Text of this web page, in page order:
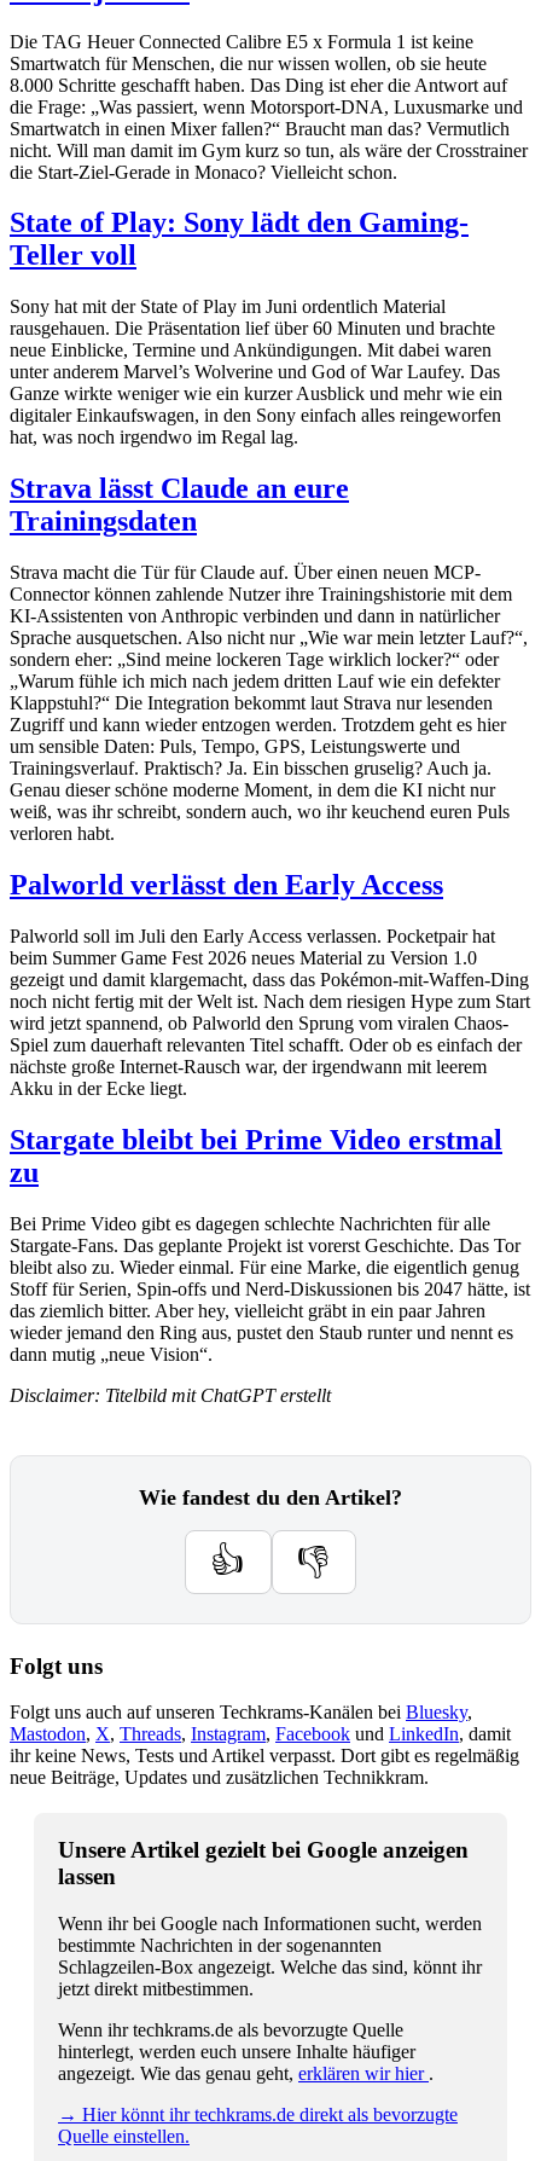
Die TAG Heuer Connected Calibre E5 x Formula 1 ist keine
Smartwatch für Menschen, die nur wissen wollen, ob sie heute
8.000 Schritte geschafft haben. Das Ding ist eher die Antwort auf
die Frage: „Was passiert, wenn Motorsport-DNA, Luxusmarke und
Smartwatch in einen Mixer fallen?“ Braucht man das? Vermutlich
nicht. Will man damit im Gym kurz so tun, als wäre der Crosstrainer
die Start-Ziel-Gerade in Monaco? Vielleicht schon.
State of Play: Sony lädt den Gaming-
Teller voll
Sony hat mit der State of Play im Juni ordentlich Material
rausgehauen. Die Präsentation lief über 60 Minuten und brachte
neue Einblicke, Termine und Ankündigungen. Mit dabei waren
unter anderem Marvel’s Wolverine und God of War Laufey. Das
Ganze wirkte weniger wie ein kurzer Ausblick und mehr wie ein
digitaler Einkaufswagen, in den Sony einfach alles reingeworfen
hat, was noch irgendwo im Regal lag.
Strava lässt Claude an eure
Trainingsdaten
Strava macht die Tür für Claude auf. Über einen neuen MCP-
Connector können zahlende Nutzer ihre Trainingshistorie mit dem
KI-Assistenten von Anthropic verbinden und dann in natürlicher
Sprache ausquetschen. Also nicht nur „Wie war mein letzter Lauf?“,
sondern eher: „Sind meine lockeren Tage wirklich locker?“ oder
„Warum fühle ich mich nach jedem dritten Lauf wie ein defekter
Klappstuhl?“ Die Integration bekommt laut Strava nur lesenden
Zugriff und kann wieder entzogen werden. Trotzdem geht es hier
um sensible Daten: Puls, Tempo, GPS, Leistungswerte und
Trainingsverlauf. Praktisch? Ja. Ein bisschen gruselig? Auch ja.
Genau dieser schöne moderne Moment, in dem die KI nicht nur
weiß, was ihr schreibt, sondern auch, wo ihr keuchend euren Puls
verloren habt.
Palworld verlässt den Early Access
Palworld soll im Juli den Early Access verlassen. Pocketpair hat
beim Summer Game Fest 2026 neues Material zu Version 1.0
gezeigt und damit klargemacht, dass das Pokémon-mit-Waffen-Ding
noch nicht fertig mit der Welt ist. Nach dem riesigen Hype zum Start
wird jetzt spannend, ob Palworld den Sprung vom viralen Chaos-
Spiel zum dauerhaft relevanten Titel schafft. Oder ob es einfach der
nächste große Internet-Rausch war, der irgendwann mit leerem
Akku in der Ecke liegt.
Stargate bleibt bei Prime Video erstmal
zu
Bei Prime Video gibt es dagegen schlechte Nachrichten für alle
Stargate-Fans. Das geplante Projekt ist vorerst Geschichte. Das Tor
bleibt also zu. Wieder einmal. Für eine Marke, die eigentlich genug
Stoff für Serien, Spin-offs und Nerd-Diskussionen bis 2047 hätte, ist
das ziemlich bitter. Aber hey, vielleicht gräbt in ein paar Jahren
wieder jemand den Ring aus, pustet den Staub runter und nennt es
dann mutig „neue Vision“.
Disclaimer: Titelbild mit ChatGPT erstellt
Wie fandest du den Artikel?
👍 👎
Folgt uns
Folgt uns auch auf unseren Techkrams-Kanälen bei Bluesky,
Mastodon, X, Threads, Instagram, Facebook und LinkedIn, damit
ihr keine News, Tests und Artikel verpasst. Dort gibt es regelmäßig
neue Beiträge, Updates und zusätzlichen Technikkram.
Unsere Artikel gezielt bei Google anzeigen
lassen
Wenn ihr bei Google nach Informationen sucht, werden
bestimmte Nachrichten in der sogenannten
Schlagzeilen-Box angezeigt. Welche das sind, könnt ihr
jetzt direkt mitbestimmen.
Wenn ihr techkrams.de als bevorzugte Quelle
hinterlegt, werden euch unsere Inhalte häufiger
angezeigt. Wie das genau geht, erklären wir hier .
→ Hier könnt ihr techkrams.de direkt als bevorzugte
Quelle einstellen.